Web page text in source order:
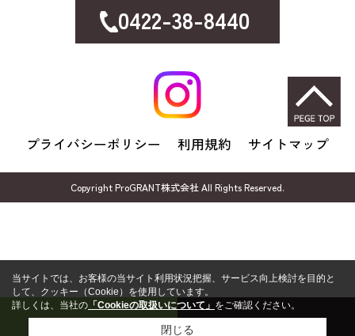
0422-38-8440
プライバシーポリシー 利用規約 サイトマップ
Copyright ProGRANT株式会社 All Rights Reserved.
当サイトでは、お客様の当サイト利用状況把握、サービス向上検討を目的と
して、クッキー（Cookie）を使用しています。
詳しくは、当社の 「Cookieの取扱いについて」 をご確認ください。
閉じる